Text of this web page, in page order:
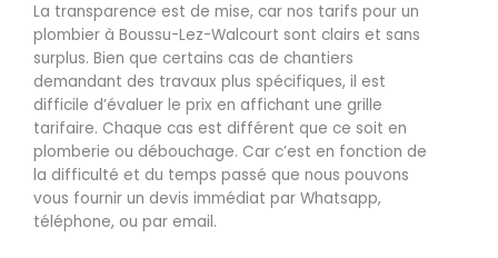
La transparence est de mise, car nos tarifs pour un
plombier à Boussu-Lez-Walcourt sont clairs et sans
surplus. Bien que certains cas de chantiers
demandant des travaux plus spécifiques, il est
difficile d’évaluer le prix en affichant une grille
tarifaire. Chaque cas est différent que ce soit en
plomberie ou débouchage. Car c’est en fonction de
la difficulté et du temps passé que nous pouvons
vous fournir un devis immédiat par Whatsapp,
téléphone, ou par email.